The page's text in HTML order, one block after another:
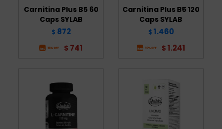
Carnitina Plus B5 60
Caps SYLAB
$ 872
$ 741
Carnitina Plus B5 120
Caps SYLAB
$ 1.460
$ 1.241